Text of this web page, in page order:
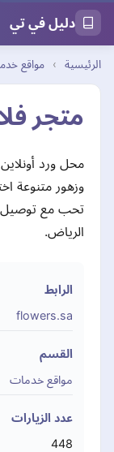
دليل في تي
الرئيسية › مواقع
متجر
محل ورد
وزهور متنوعة
تحب مع توصيل
الرياض.
الرابط
flowers.sa
القسم
مواقع خدمات
عدد الزيارات
448